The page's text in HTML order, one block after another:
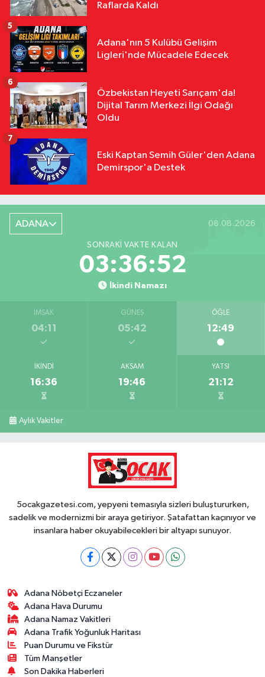
Raflarda Kaldı
Adana'nın 5 Kulübü Gelişim
Ligleri'nde Mücadele Edecek
5
Özbekistan Heyeti Sarıçam'da!
Dijital Tarım Merkezi İlgi Odağı
Oldu
6
Eski Kaptan Semih Güler'den Adana
Demirspor'a Destek
7
ADANA 08.08.2026
SONRAKI VAKTE KALAN
03:36:51
İkindi Namazı
İMSAK
04:11
GÜNEŞ
05:42
ÖĞLE
12:49
İKINDI
16:36
AKŞAM
19:46
YATSI
21:12
Aylık Vakitler
5ocakgazetesi.com, yepyeni temasıyla sizleri buluştururken,
sadelik ve modernizmi bir araya getiriyor. Şatafattan kaçınıyor ve
insanlara haber okuyabilecekleri bir altyapı sunuyor.
Adana Nöbetçi Eczaneler
Adana Hava Durumu
Adana Namaz Vakitleri
Adana Trafik Yoğunluk Haritası
Puan Durumu ve Fikstür
Tüm Manşetler
Son Dakika Haberleri